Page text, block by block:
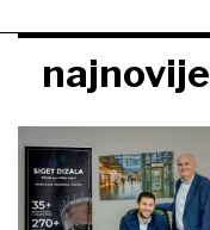
najnovije